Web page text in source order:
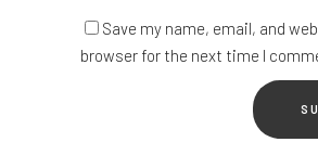
Save my name, email, and
browser for the next time I